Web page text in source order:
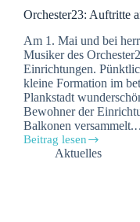
Orchester23: Auftritte
Am 1. Mai und bei
Musiker des
Einrichtungen.
kleine Formation im
Plankstadt
Bewohner der
Balkonen
Beitrag lesen
Orchester23:
AuftritteAktuelles